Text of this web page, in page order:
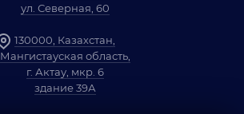
ул. Северная, 60
130000, Казахстан,
Мангистауская область,
г. Актау, мкр. 6
здание 39А